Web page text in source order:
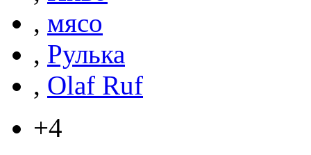
, мясо
, Рулька
, Olaf Ruf
+4